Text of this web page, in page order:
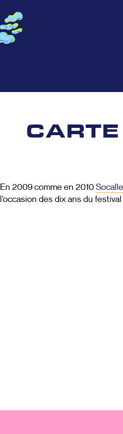
En 2009 comme en 2010
l’occasion des dix ans du